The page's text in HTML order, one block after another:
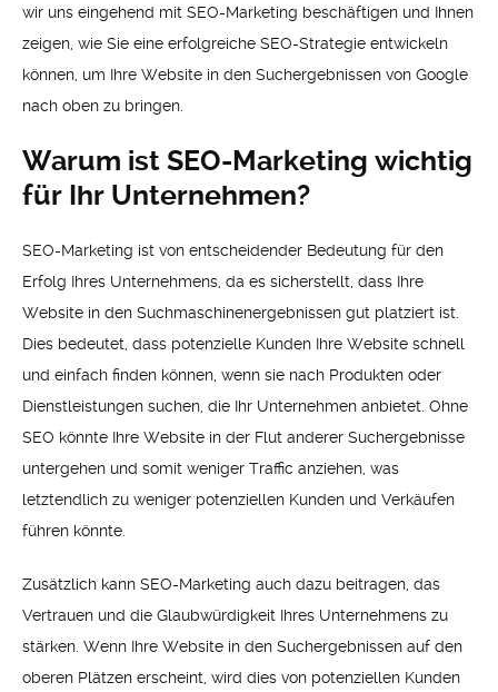
wir uns eingehend mit SEO-Marketing beschäftigen und Ihnen
zeigen, wie Sie eine erfolgreiche SEO-Strategie entwickeln
können, um Ihre Website in den Suchergebnissen von Google
nach oben zu bringen.
Warum ist SEO-Marketing wichtig
für Ihr Unternehmen?
SEO-Marketing ist von entscheidender Bedeutung für den
Erfolg Ihres Unternehmens, da es sicherstellt, dass Ihre
Website in den Suchmaschinenergebnissen gut platziert ist.
Dies bedeutet, dass potenzielle Kunden Ihre Website schnell
und einfach finden können, wenn sie nach Produkten oder
Dienstleistungen suchen, die Ihr Unternehmen anbietet. Ohne
SEO könnte Ihre Website in der Flut anderer Suchergebnisse
untergehen und somit weniger Traffic anziehen, was
letztendlich zu weniger potenziellen Kunden und Verkäufen
führen könnte.
Zusätzlich kann SEO-Marketing auch dazu beitragen, das
Vertrauen und die Glaubwürdigkeit Ihres Unternehmens zu
stärken. Wenn Ihre Website in den Suchergebnissen auf den
oberen Plätzen erscheint, wird dies von potenziellen Kunden